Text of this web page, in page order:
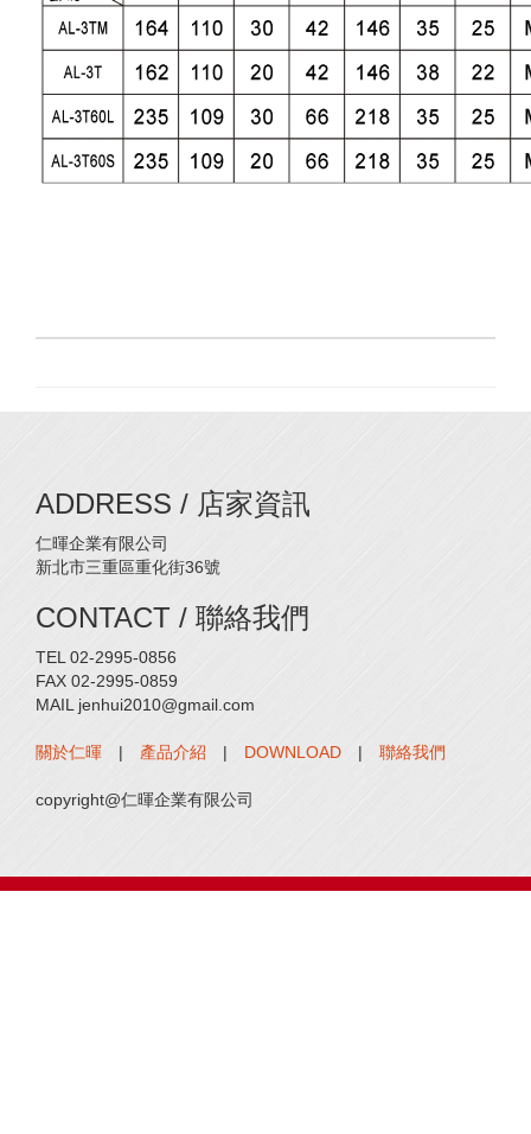
ADDRESS / 店家資訊
仁暉企業有限公司
新北市三重區重化街36號
CONTACT / 聯絡我們
TEL 02-2995-0856
FAX 02-2995-0859
MAIL jenhui2010@gmail.com
關於仁暉 | 產品介紹 | DOWNLOAD | 聯絡我們
copyright@仁暉企業有限公司